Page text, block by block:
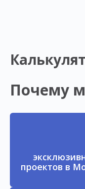
Почему
проектов в